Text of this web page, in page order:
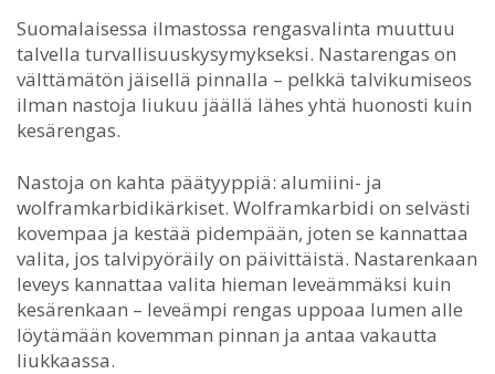
Suomalaisessa ilmastossa rengasvalinta muuttuu
talvella turvallisuuskysymykseksi. Nastarengas on
välttämätön jäisellä pinnalla – pelkkä talvikumiseos
ilman nastoja liukuu jäällä lähes yhtä huonosti kuin
kesärengas.
Nastoja on kahta päätyyppiä: alumiini- ja
wolframkarbidikärkiset. Wolframkarbidi on selvästi
kovempaa ja kestää pidempään, joten se kannattaa
valita, jos talvipyöräily on päivittäistä. Nastarenkaan
leveys kannattaa valita hieman leveämmäksi kuin
kesärenkaan – leveämpi rengas uppoaa lumen alle
löytämään kovemman pinnan ja antaa vakautta
liukkaassa.